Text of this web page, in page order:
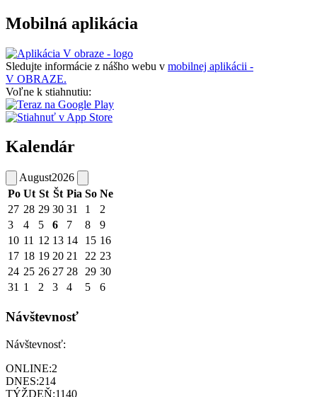
Mobilná aplikácia
Sledujte informácie z nášho webu v mobilnej aplikácii -
V OBRAZE.
Voľne k stiahnutiu:
Kalendár
August2026
Po Ut St Št Pia So Ne
27 28 29 30 31 1
2
3
4 5 6 7 8
9
10 11 12 13 14 15 16
17 18 19 20 21 22 23
24 25 26 27 28 29 30
31 1 2 3 4 5 6
Návštevnosť
Návštevnosť:
ONLINE:2
DNES:214
TÝŽDEŇ:1140